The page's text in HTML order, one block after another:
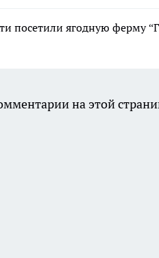
посетили ягодную ферму
на этой